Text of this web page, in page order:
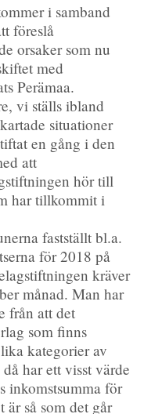
i samband
föreslå
orsaker som nu
med
Perämaa.
vi ställs ibland
situationer
en gång i den
att
hör till
har tillkommit i
fastställt bl.a.
för 2018 på
kräver
månad. Man har
från att det
som finns
kategorier av
har ett visst värde
inkomstsumma för
är så som det går